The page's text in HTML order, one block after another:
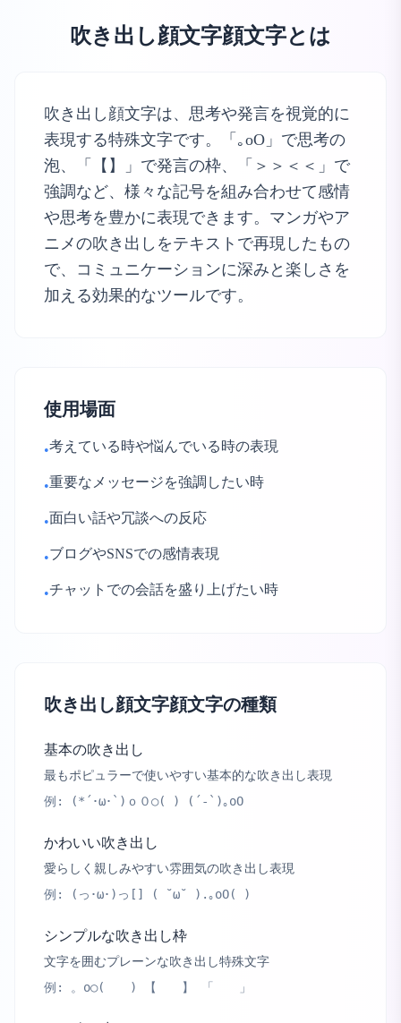
吹き出し顔文字顔文字とは
吹き出し顔文字は、思考や発言を視覚的に
表現する特殊文字です。「｡oO」で思考の
泡、「【】」で発言の枠、「＞＞＜＜」で
強調など、様々な記号を組み合わせて感情
や思考を豊かに表現できます。マンガやア
ニメの吹き出しをテキストで再現したもの
で、コミュニケーションに深みと楽しさを
加える効果的なツールです。
使用場面
•考えている時や悩んでいる時の表現
•重要なメッセージを強調したい時
•面白い話や冗談への反応
•ブログやSNSでの感情表現
•チャットでの会話を盛り上げたい時
吹き出し顔文字顔文字の種類
基本の吹き出し
最もポピュラーで使いやすい基本的な吹き出し表現
例: (*´･ω･`)ｏ０○( ) (´-`)｡oO
かわいい吹き出し
愛らしく親しみやすい雰囲気の吹き出し表現
例: (っ･ω･)っ[] ( ˘ω˘ ).｡oO( )
シンプルな吹き出し枠
文字を囲むプレーンな吹き出し特殊文字
例: 。o○( ) 【 】 「 」